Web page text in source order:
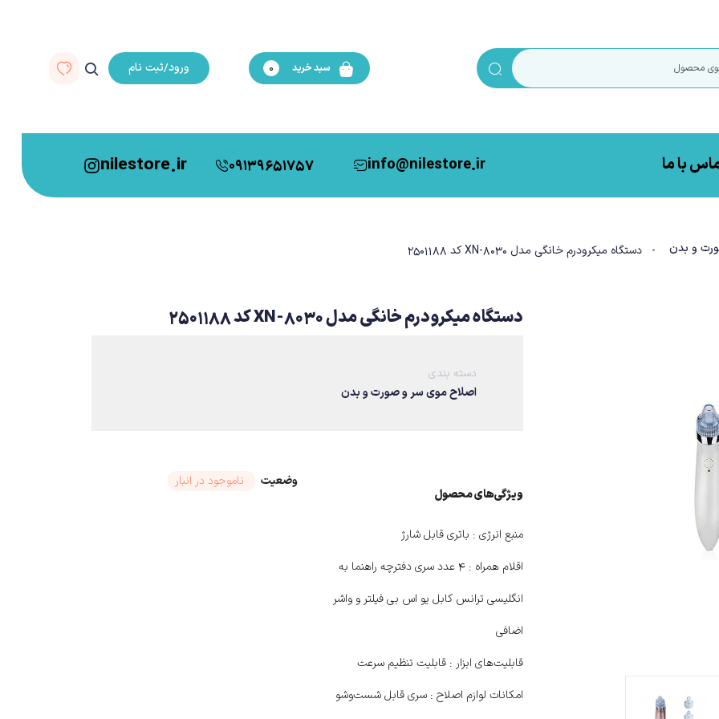
سبد خرید 0 ورود/ثبت نام
با ما info@nilestore.ir
09139651757
nilestore.ir
و بدن - دستگاه میکرودرم خانگی مدل XN-8030 کد 2501188
دستگاه میکرودرم خانگی مدل XN-8030 کد 2501188
دسته بندی
اصلاح موی سر و صورت و بدن
ویژگی‌های ﻣﺤﺼﻮل
منبع انرژی : باتری قابل شارژ
اقلام همراه :
۴ عدد سری دفترچه راهنما به
انگلیسی ترانس کابل یو اس بی فیلتر و واشر
اضافی
قابلیت‌های ابزار : قابلیت تنظیم سرعت
امکانات لوازم اصلاح : سری قابل شست‌وشو
وضعیت ناموجود در انبار